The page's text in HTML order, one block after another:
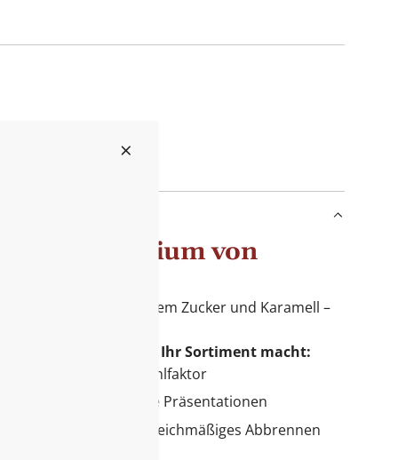
Medium von
von Vanille, braunem Zucker und Karamell –
starken Produkt für Ihr Sortiment macht:
mit hohem Wohlfühlfaktor
und weihnachtliche Präsentationen
mit zwei Dochten für gleichmäßiges Abbrennen